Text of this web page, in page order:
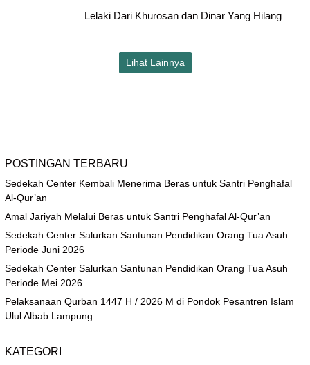
Lelaki Dari Khurosan dan Dinar Yang Hilang
Lihat Lainnya
POSTINGAN TERBARU
Sedekah Center Kembali Menerima Beras untuk Santri Penghafal
Al-Qur’an
Amal Jariyah Melalui Beras untuk Santri Penghafal Al-Qur’an
Sedekah Center Salurkan Santunan Pendidikan Orang Tua Asuh
Periode Juni 2026
Sedekah Center Salurkan Santunan Pendidikan Orang Tua Asuh
Periode Mei 2026
Pelaksanaan Qurban 1447 H / 2026 M di Pondok Pesantren Islam
Ulul Albab Lampung
KATEGORI